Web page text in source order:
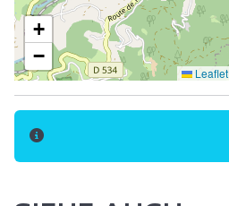
Willkommensbüro
Touristenbroschüren
Reservierung/Buchung
Reservierung obligatorisch
Halbpension
+
−
Leaflet